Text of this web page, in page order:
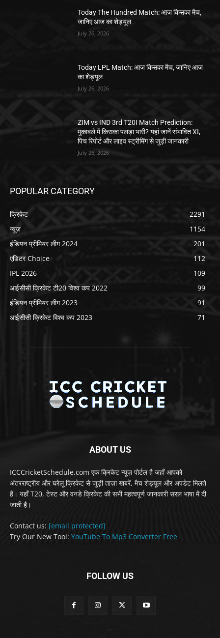
Today The Hundred Match: आज किसका मैच,
जानिए आज का शेड्यूल
July 26, 2026
Today LPL Match: आज किसका मैच, जानिए आज
का शेड्यूल
July 26, 2026
ZIM vs IND 3rd T20I Match Prediction:
मुकाबले में किसका पलड़ा भारी? यहां जानें संभावित XI,
पिच रिपोर्ट और लाइव स्ट्रीमिंग से जुड़ी जानकारी
July 26, 2026
POPULAR CATEGORY
क्रिकेट
2291
न्यूज़
1154
इंडियन प्रीमियर लीग 2024
201
एडिटर Choice
112
IPL 2026
109
आईसीसी क्रिकेट टी20 विश्व कप 2022
99
इंडियन प्रीमियर लीग 2023
91
आईसीसी क्रिकेट विश्व कप 2023
71
ABOUT US
ICCCricketSchedule.com एक क्रिकेट न्यूज़ पोर्टल है जहाँ आपको
अंतरराष्ट्रीय और घरेलू क्रिकेट से जुड़ी ताज़ा खबरें, मैच शेड्यूल और अपडेट मिलते
हैं। यहाँ T20, टेस्ट और वनडे क्रिकेट की सभी महत्वपूर्ण जानकारी सरल भाषा में दी
जाती है।
Contact us: [email protected]
Try Our New Tool: YouTube To Mp3 Converter Free
FOLLOW US